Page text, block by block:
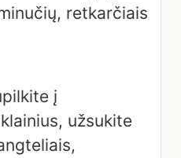
retkarčiais
į
užsukite